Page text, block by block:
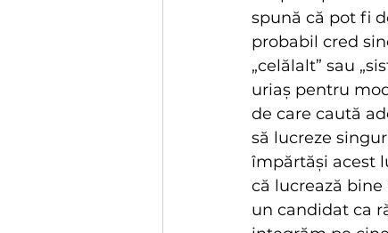
spună că pot fi
probabil cred
„celălalt” sau
uriaș pentru
de care caută
să lucreze
împărtăși acest
că lucrează
un candidat ca